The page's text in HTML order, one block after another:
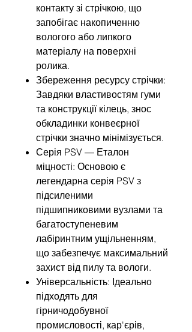
контакту зі стрічкою, що
запобігає накопиченню
вологого або липкого
матеріалу на поверхні
ролика.
Збереження ресурсу стрічки:
Завдяки властивостям гуми
та конструкції кілець, знос
обкладинки конвеєрної
стрічки значно мінімізується.
Серія PSV — Еталон
міцності: Основою є
легендарна серія PSV з
підсиленими
підшипниковими вузлами та
багатоступеневим
лабіринтним ущільненням,
що забезпечує максимальний
захист від пилу та вологи.
Універсальність: Ідеально
підходять для
гірничодобувної
промисловості, кар'єрів,